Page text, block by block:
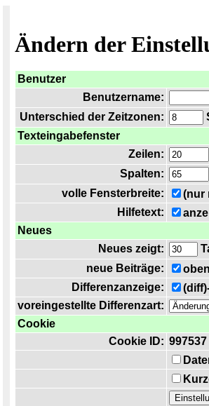
Ändern der
Benutzer
Benutzername:
Unterschied der Zeitzonen:
Texteingabefenster
Zeilen:
Spalten:
volle Fensterbreite:
(nur
Hilfetext:
Neues
Neues zeigt:
neue Beiträge:
Differenzanzeige:
voreingestellte Differenzart:
Cookie
Cookie ID: 997537